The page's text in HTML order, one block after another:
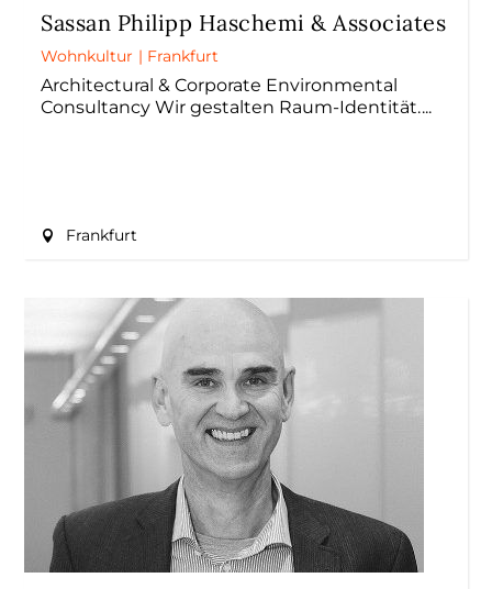
Sassan Philipp Haschemi & Associates
Wohnkultur | Frankfurt
Architectural & Corporate Environmental
Consultancy Wir gestalten Raum-Identität.
Frankfurt